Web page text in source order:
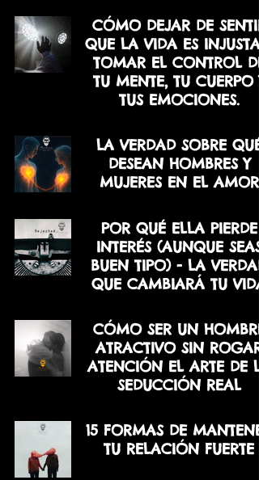
CÓMO DEJAR DE SENTIR
QUE LA VIDA ES INJUSTA
TOMAR EL CONTROL DE
TU MENTE, TU CUERPO Y
TUS EMOCIONES.
LA VERDAD SOBRE QUÉ
DESEAN HOMBRES Y
MUJERES EN EL AMOR
POR QUÉ ELLA PIERDE
INTERÉS (AUNQUE SEAS
BUEN TIPO) - LA VERDAD
QUE CAMBIARÁ TU VIDA
CÓMO SER UN HOMBRE
ATRACTIVO SIN ROGAR
ATENCIÓN EL ARTE DE
SEDUCCIÓN REAL
15 FORMAS DE
TU RELACIÓN FUERTE